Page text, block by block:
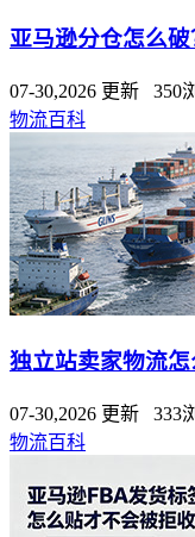
亚马逊分仓怎么
07-30,2026 更新 350
物流百科
独立站卖家物流
07-30,2026 更新 333
物流百科